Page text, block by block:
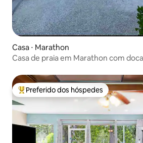
Casa ⋅ Marathon
Casa de praia em Marathon com
Entre os melhores preferidos dos
Preferido dos hóspedes